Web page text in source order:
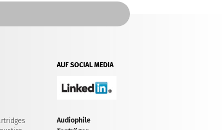
AUF SOCIAL MEDIA
Audiophile